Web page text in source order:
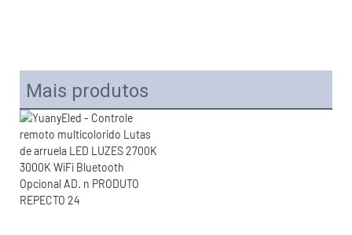
Mais produtos